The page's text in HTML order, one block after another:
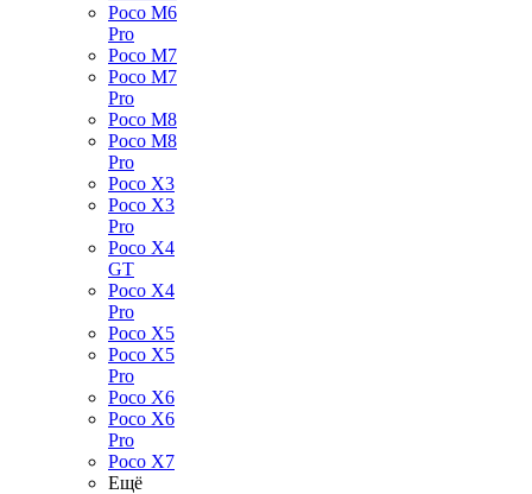
Poco M6
Pro
Poco M7
Poco M7
Pro
Poco M8
Poco M8
Pro
Poco X3
Poco X3
Pro
Poco X4
GT
Poco X4
Pro
Poco X5
Poco X5
Pro
Poco X6
Poco X6
Pro
Poco X7
Ещё